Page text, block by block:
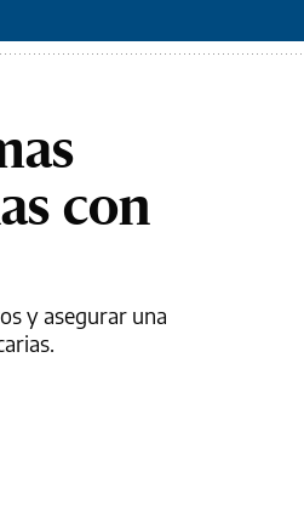
con
y asegurar una